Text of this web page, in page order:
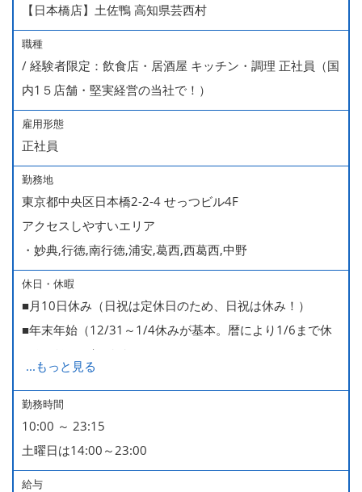
【日本橋店】土佐鴨 高知県芸西村
職種
/ 経験者限定：飲食店・居酒屋 キッチン・調理 正社員（国
内1５店舗・堅実経営の当社で！）
雇用形態
正社員
勤務地
東京都中央区日本橋2-2-4 せっつビル4F
アクセスしやすいエリア
・妙典,行徳,南行徳,浦安,葛西,西葛西,中野
休日・休暇
■月10日休み（日祝は定休日のため、日祝は休み！）
■年末年始（12/31～1/4休みが基本。暦により1/6まで休
みなどもございます）
■GW・お盆（暦通り）
■有給休暇
■慶弔休暇
■産休・育休（男性育休取得4名・女性産休2名・育休復帰
率100％ ＊2023～2025年実績）
...もっと見る
勤務時間
10:00 ～ 23:15
土曜日は14:00～23:00
給与